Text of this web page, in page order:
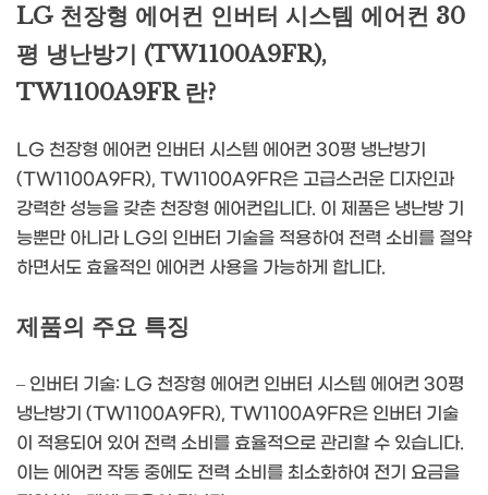
LG 천장형 에어컨 인버터 시스템 에어컨 30
평 냉난방기 (TW1100A9FR),
TW1100A9FR 란?
LG 천장형 에어컨 인버터 시스템 에어컨 30평 냉난방기
(TW1100A9FR), TW1100A9FR은 고급스러운 디자인과
강력한 성능을 갖춘 천장형 에어컨입니다. 이 제품은 냉난방 기
능뿐만 아니라 LG의 인버터 기술을 적용하여 전력 소비를 절약
하면서도 효율적인 에어컨 사용을 가능하게 합니다.
제품의 주요 특징
– 인버터 기술: LG 천장형 에어컨 인버터 시스템 에어컨 30평
냉난방기 (TW1100A9FR), TW1100A9FR은 인버터 기술
이 적용되어 있어 전력 소비를 효율적으로 관리할 수 있습니다.
이는 에어컨 작동 중에도 전력 소비를 최소화하여 전기 요금을